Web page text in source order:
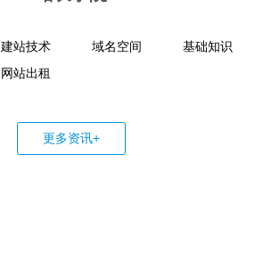
建站技术 域名空间
基础知识
网站出租
更多资讯+